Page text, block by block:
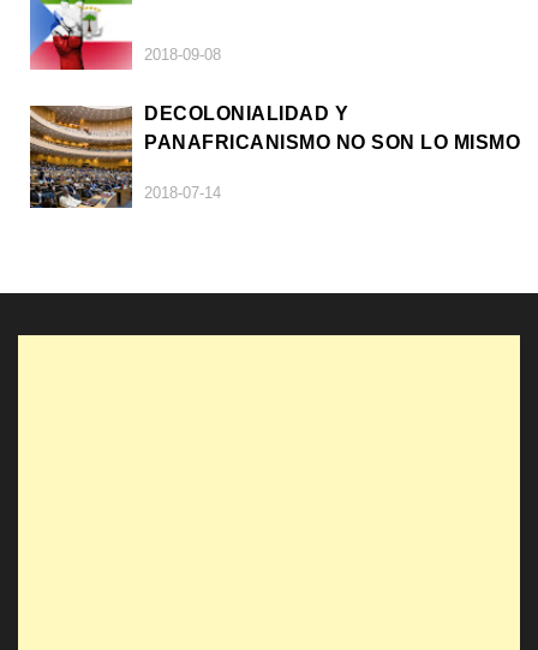
2018-09-08
DECOLONIALIDAD Y
PANAFRICANISMO NO SON LO MISMO
2018-07-14